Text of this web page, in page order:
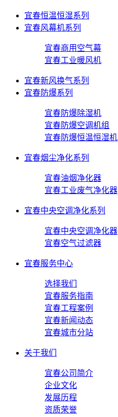
宜春恒温恒湿系列
宜春风幕机系列
宜春商用空气幕
宜春工业暖风机
宜春新风换气系列
宜春防爆系列
宜春防爆除湿机
宜春防爆空调机组
宜春防爆恒温恒湿机
宜春烟尘净化系列
宜春油烟净化器
宜春工业废气净化器
宜春中央空调净化系列
宜春中央空调净化器
宜春空气过滤器
宜春服务中心
选择我们
宜春服务指南
宜春工程案例
宜春新闻动态
宜春城市分站
关于我们
宜春公司简介
企业文化
发展历程
资质荣誉